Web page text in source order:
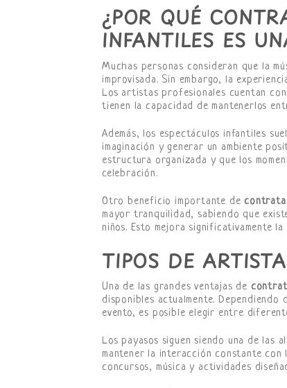
¿POR QUÉ
INFANTILES ES
Muchas personas consideran que la
improvisada. Sin embargo, la
Los artistas profesionales cuentan
tienen la capacidad de mantenerlos
Además, los espectáculos infantiles
imaginación y generar un ambiente
estructura organizada y que los
celebración.
Otro beneficio importante de
mayor tranquilidad, sabiendo que
niños. Esto mejora significativamente
TIPOS DE
Una de las grandes ventajas de
disponibles actualmente.
evento, es posible elegir entre
Los payasos siguen siendo una de las
mantener la interacción constante con
concursos, música y actividades